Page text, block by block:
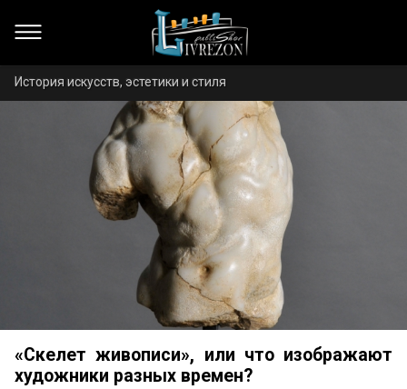
История искусств, эстетики и стиля
«Скелет живописи», или что изображают
художники разных времен?